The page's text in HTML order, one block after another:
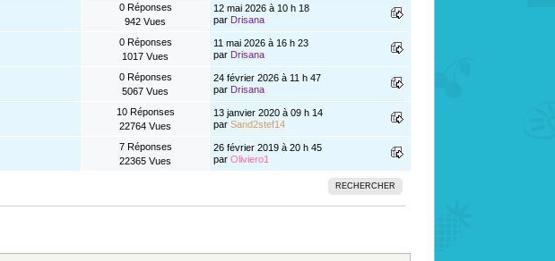
0 Réponses
942 Vues
12 mai 2026 à 10 h 18
par Drisana
0 Réponses
1017 Vues
11 mai 2026 à 16 h 23
par Drisana
0 Réponses
5067 Vues
24 février 2026 à 11 h 47
par Drisana
10 Réponses
22764 Vues
13 janvier 2020 à 09 h 14
parSand2stef14
7 Réponses
22365 Vues
26 février 2019 à 20 h 45
parOliviero1
RECHERCHER